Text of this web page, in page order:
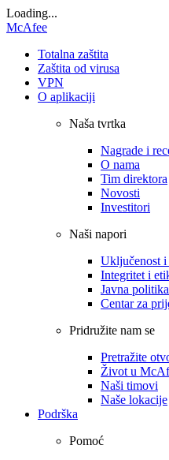
Loading...
McAfee
Totalna zaštita
Zaštita od virusa
VPN
O aplikaciji
Naša tvrtka
Nagrade i
O nama
Tim direktora
Novosti
Investitori
Naši napori
Uključenost
Integritet i
Javna politika
Centar za
Pridružite nam se
Pretražite
Život u
Naši timovi
Naše lokacije
Podrška
Pomoć